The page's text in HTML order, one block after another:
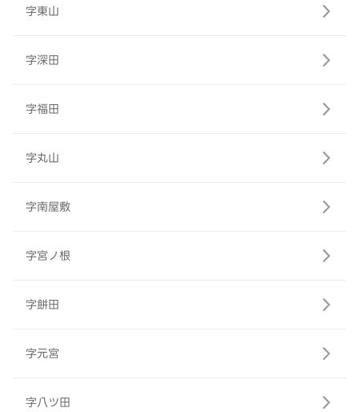
字東山
字深田
字福田
字丸山
字南屋敷
字宮ノ根
字餅田
字元宮
字八ツ田